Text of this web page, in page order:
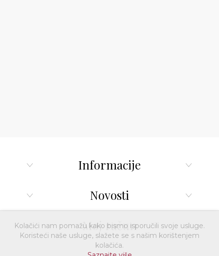
Informacije
Novosti
Moj račun
Kolačići nam pomažu kako bismo isporučili svoje usluge.
Koristeći naše usluge, slažete se s našim korištenjem
kolačića.